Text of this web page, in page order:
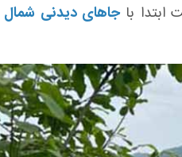
ابتدا باجاهای دیدنی شمال